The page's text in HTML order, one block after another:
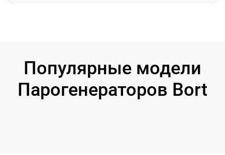
Популярные модели
Парогенераторов Bort